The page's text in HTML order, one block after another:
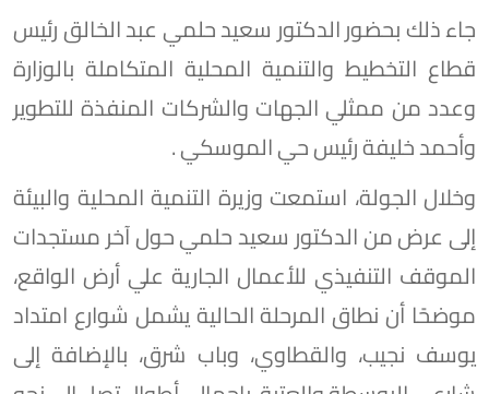
جاء ذلك بحضور الدكتور سعيد حلمي عبد الخالق رئيس
قطاع التخطيط والتنمية المحلية المتكاملة بالوزارة
وعدد من ممثلي الجهات والشركات المنفذة للتطوير
وأحمد خليفة رئيس حي الموسكي .
وخلال الجولة، استمعت وزيرة التنمية المحلية والبيئة
إلى عرض من الدكتور سعيد حلمي حول آخر مستجدات
الموقف التنفيذي للأعمال الجارية علي أرض الواقع،
موضحًا أن نطاق المرحلة الحالية يشمل شوارع امتداد
يوسف نجيب، والقطاوي، وباب شرق، بالإضافة إلى